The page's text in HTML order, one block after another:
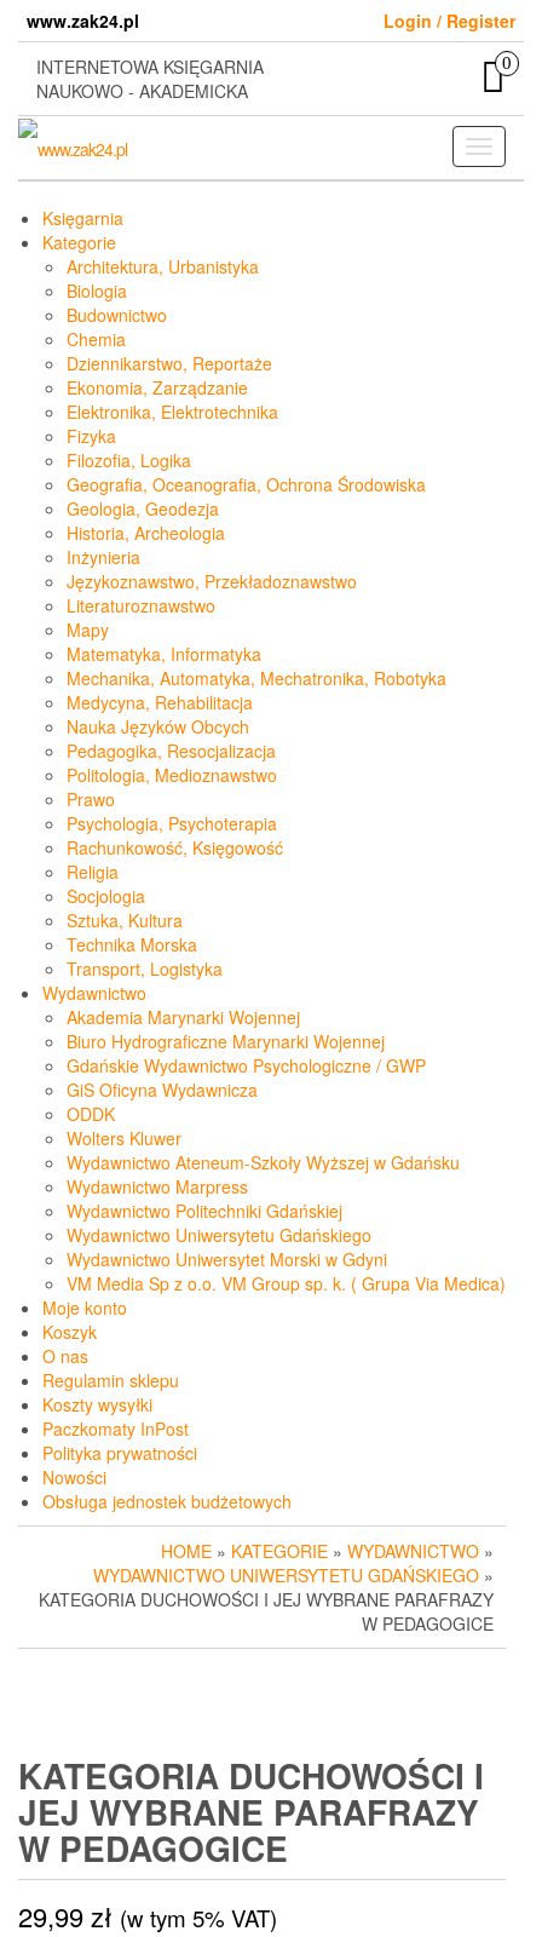
content
www.zak24.pl
Login / Register
INTERNETOWA KSIĘGARNIA
NAUKOWO - AKADEMICKA
0
Toggle
Księgarnia
Kategorie
Architektura, Urbanistyka
Biologia
Budownictwo
Chemia
Dziennikarstwo, Reportaże
Ekonomia, Zarządzanie
Elektronika, Elektrotechnika
Fizyka
Filozofia, Logika
Geografia, Oceanografia, Ochrona Środowiska
Geologia, Geodezja
Historia, Archeologia
Inżynieria
Językoznawstwo, Przekładoznawstwo
Literaturoznawstwo
Mapy
Matematyka, Informatyka
Mechanika, Automatyka, Mechatronika, Robotyka
Medycyna, Rehabilitacja
Nauka Języków Obcych
Pedagogika, Resocjalizacja
Politologia, Medioznawstwo
Prawo
Psychologia, Psychoterapia
Rachunkowość, Księgowość
Religia
Socjologia
Sztuka, Kultura
Technika Morska
Transport, Logistyka
Wydawnictwo
Akademia Marynarki Wojennej
Biuro Hydrograficzne Marynarki Wojennej
Gdańskie Wydawnictwo Psychologiczne / GWP
GiS Oficyna Wydawnicza
ODDK
Wolters Kluwer
Wydawnictwo Ateneum-Szkoły Wyższej w Gdańsku
Wydawnictwo Marpress
Wydawnictwo Politechniki Gdańskiej
Wydawnictwo Uniwersytetu Gdańskiego
Wydawnictwo Uniwersytet Morski w Gdyni
VM Media Sp z o.o. VM Group sp. k. ( Grupa Via Medica)
Moje konto
Koszyk
O nas
Regulamin sklepu
Koszty wysyłki
Paczkomaty InPost
Polityka prywatności
Nowości
Obsługa jednostek budżetowych
HOME » KATEGORIE » WYDAWNICTWO »
WYDAWNICTWO UNIWERSYTETU GDAŃSKIEGO »
KATEGORIA DUCHOWOŚCI I JEJ WYBRANE PARAFRAZY
W PEDAGOGICE
KATEGORIA DUCHOWOŚCI I
JEJ WYBRANE PARAFRAZY
W PEDAGOGICE
29,99zł (w tym 5% VAT)